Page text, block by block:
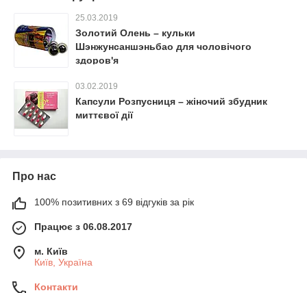
25.03.2019
Золотий Олень – кульки
Шэнжунсаншэньбао для чоловічого
здоров'я
03.02.2019
Капсули Розпусниця – жіночий збудник
миттєвої дії
Про нас
100% позитивних з 69 відгуків за рік
Працює з 06.08.2017
м. Київ
Київ, Україна
Контакти